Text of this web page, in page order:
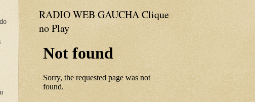
RADIO WEB GAUCHA Clique
no Play